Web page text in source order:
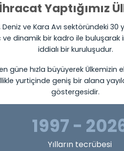
İhracat Yaptığımız
ve Kara Avı sektöründeki 30
ve dinamik bir kadro ile
iddialı bir kuruluşudur.
güne hızla büyüyerek Ülkemizin
yurtiçinde geniş bir alana
göstergesidir.
1997 -
Yılların tecrübesi